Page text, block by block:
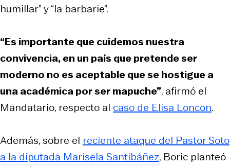
humillar” y “la barbarie”.
“Es importante que cuidemos nuestra
convivencia, en un país que pretende ser
moderno no es aceptable que se hostigue a
una académica por ser mapuche”, afirmó el
Mandatario, respecto al caso de Elisa Loncon.
Además, sobre el reciente ataque del Pastor Soto
a la diputada Marisela Santibáñez, Boric planteó